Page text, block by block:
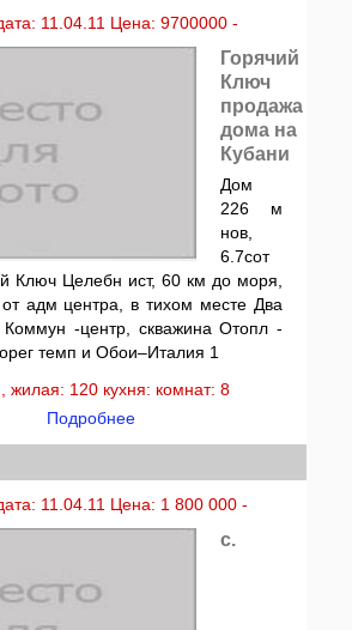
11.04.11 Цена: 9700000 -
Горячий
Ключ
продажа
дома на
Кубани
Дом
226 м
нов,
6.7сот
Ключ Целебн ист, 60 км до моря,
адм центра, в тихом месте Два
Коммун -центр, скважина Отопл -
темп и Обои–Италия 1
жилая: 120 кухня: комнат: 8
Подробнее
11.04.11 Цена: 1 800 000 -
с.